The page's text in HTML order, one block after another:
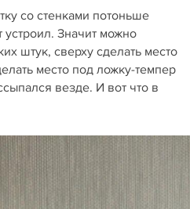
со стенками потоньше
устроил. Значит можно
штук, сверху сделать место
место под ложку-темпер
везде. И вот что в